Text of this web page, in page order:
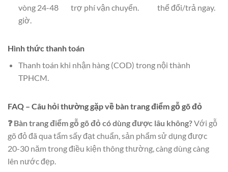
vòng 24-48
giờ.
trợ phí vận chuyển.
thể đổi/trả ngay.
Hình thức thanh toán
Thanh toán khi nhận hàng (COD) trong nội thành
TPHCM.
FAQ – Câu hỏi thường gặp về bàn trang điểm gỗ gõ đỏ
❓ Bàn trang điểm gỗ gõ đỏ có dùng được lâu không?Với gỗ
gõ đỏ đã qua tẩm sấy đạt chuẩn, sản phẩm sử dụng được
20-30 năm trong điều kiện thông thường, càng dùng càng
lên nước đẹp.